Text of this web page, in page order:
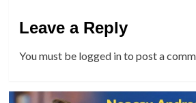
Leave a Reply
You must be logged into post a